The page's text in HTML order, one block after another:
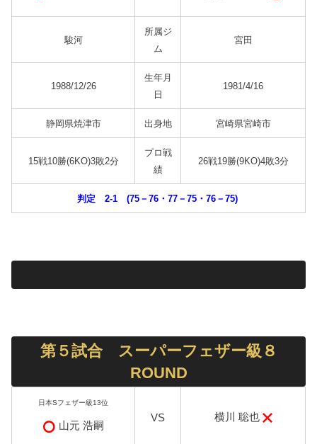
駿河
所属ジ
ム
宮田
1988/12/26
生年月
日
1981/4/16
静岡県焼津市 出身地 宮崎県宮崎市
15戦10勝(6KO)3敗2分
プロ戦
績
26戦19勝(9KO)4敗3分
判定 2-1 (75－76・77－75・76－75)
第５試合 スーパーフェザー級８
ROUND
日本Sフェザー級13位
山元 浩嗣
VS 横川 聡也